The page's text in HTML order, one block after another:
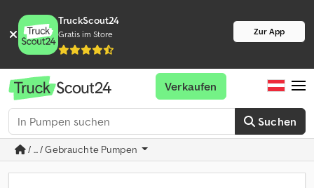
TruckScout24
Gratis im Store Zur App
Suchen
Verkaufen
/ ... / Gebrauchte Pumpen